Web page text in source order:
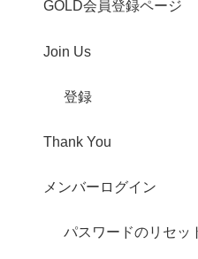
GOLD会員登録ページ
Join Us
登録
Thank You
メンバーログイン
パスワードのリセッ